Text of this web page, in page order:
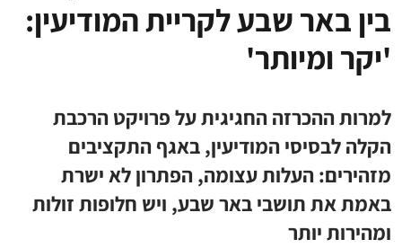
בין באר שבע לקריית המודיעין:
'יקר ומיותר'
למרות ההכרזה החגיגית על פרויקט הרכבת
הקלה לבסיסי המודיעין, באגף התקציבים
מזהירים: העלות עצומה, הפתרון לא ישרת
באמת את תושבי באר שבע, ויש חלופות זולות
ומהירות יותר